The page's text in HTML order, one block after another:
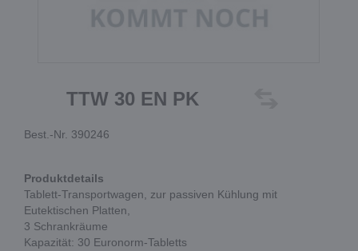
TTW 30 EN PK
Best.-Nr. 390246
Produktdetails
Tablett-Transportwagen, zur passiven Kühlung mit
Eutektischen Platten,
3 Schrankräume
Kapazität: 30 Euronorm-Tabletts